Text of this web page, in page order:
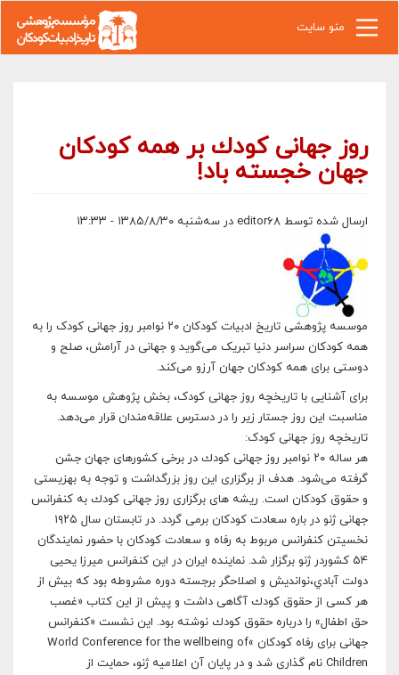
منو سایت
روز جهانى كودك بر همه کودکان
جهان خجسته باد!
ارسال شده توسط editor68 در سه‌شنبه ۱۳۸۵/۸/۳۰ - ۱۳:۳۳
موسسه پژوهشى تاريخ ادبيات کودکان ٢٠ نوامبر روز جهانى کودک را به
همه کودکان سراسر دنيا تبريک مى‌گويد و جهانى در آرامش، صلح و
دوستى براى همه کودکان جهان آرزو مى‌کند.
براى آشنايى با تاريخچه روز جهانى کودک، بخش پژوهش موسسه به
مناسبت اين روز جستار زير را در دسترس علاقه‌مندان قرار مى‌دهد.
تاريخچه روز جهانى کودک:
هر ساله ٢٠ نوامبر روز جهانى كودك در برخى كشورهاى جهان جشن
گرفته مى‌شود. هدف از برگزارى اين روز بزرگداشت و توجه به بهزيستى
و حقوق كودكان است. ريشه هاى برگزارى روز جهانى كودك به كنفرانس
جهانى ژنو در باره سعادت كودكان برمى گردد. در تابستان سال ١٩٢٥
نخسيتن كنفرانس مربوط به رفاه و سعادت كودكان با حضور نمايندگان
٥٤ كشوردر ژنو برگزار شد. نماينده ايران در اين كنفرانس ميرزا يحيى
دولت آبادي،‌نوانديش و اصلاحگر برجسته دوره مشروطه بود كه بيش از
هر كسى از حقوق كودك آگاهى داشت و پيش از اين كتاب «غصب
حق اطفال» را درباره حقوق كودك نوشته بود. اين نشست «‌كنفرانس
جهانى براى رفاه كودكان »‌World Conference for the wellbeing of
Children نام گذارى شد و در پايان آن اعلاميه ژنو، حمايت از